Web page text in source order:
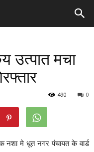
उत्पात मचा
0
490
नशा मे धूत नगर पंचायत के वार्ड